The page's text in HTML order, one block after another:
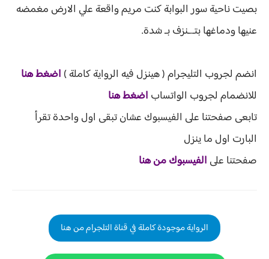
بصيت ناحية سور البوابة كنت مريم واقعة علي الارض مغمضه
عنيها ودماغها بتـ.ـنزف بـ شدة.
انضم لجروب التليجرام (هينزل فيه الرواية كاملة ) اضغط هنا
للانضمام لجروب الواتساب اضغط هنا
تابعى صفحتنا على الفيسبوك عشان تبقى اول واحدة تقرأ
البارت اول ما ينزل
صفحتنا على الفيسبوك من هنا
الرواية موجودة كاملة في قناة التلجرام من هنا